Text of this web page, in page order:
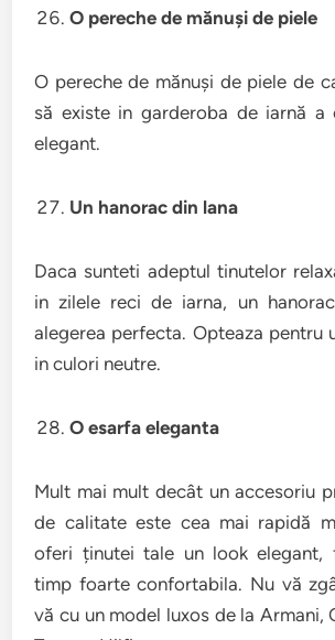
O pereche de mănuși de piele
O pereche de mănuși de piele de
să existe in garderoba de iarnă a
elegant.
Un hanorac din lana
Daca sunteti adeptul tinutelor
in zilele reci de iarna, un
alegerea perfecta. Opteaza pentru
in culori neutre.
O esarfa eleganta
Mult mai mult decât un accesoriu
de calitate este cea mai rapidă
oferi ținutei tale un look elegant,
timp foarte confortabila. Nu vă
vă cu un model luxos de la Armani,